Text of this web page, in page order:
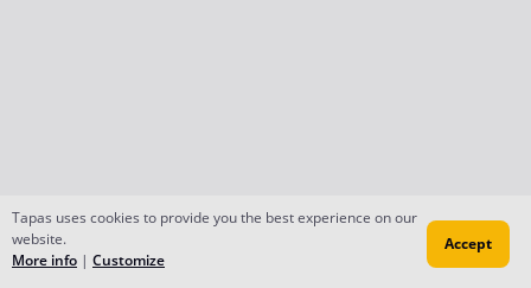
Tapas uses cookies to provide you the best experience on our
website.
More info | Customize
Accept